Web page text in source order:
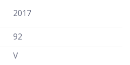
2017
92
V